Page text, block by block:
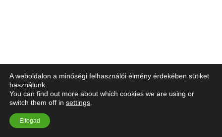
A weboldalon a minőségi felhasználói élmény érdekében sütiket
használunk.
You can find out more about which cookies we are using or
switch them off in settings
Elfogad